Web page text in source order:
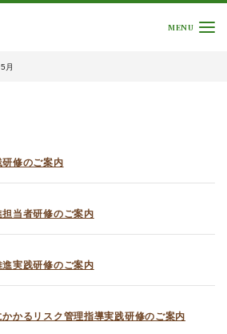
MENU
月
研修のご案内
担当者研修のご案内
進実践研修のご案内
かかるリスク管理指導実践研修のご案内